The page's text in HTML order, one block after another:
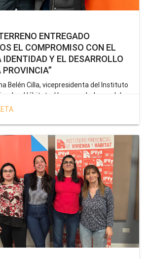
ENTREGADO
EL COMPROMISO CON EL
IDENTIDAD Y EL DESARROLLO
PROVINCIA”
Belén Cilla, vicepresidenta del Instituto
y Hábitat, al hacer un balance del
en el marco de la operatoria
impulsada por el gobernador Gustavo